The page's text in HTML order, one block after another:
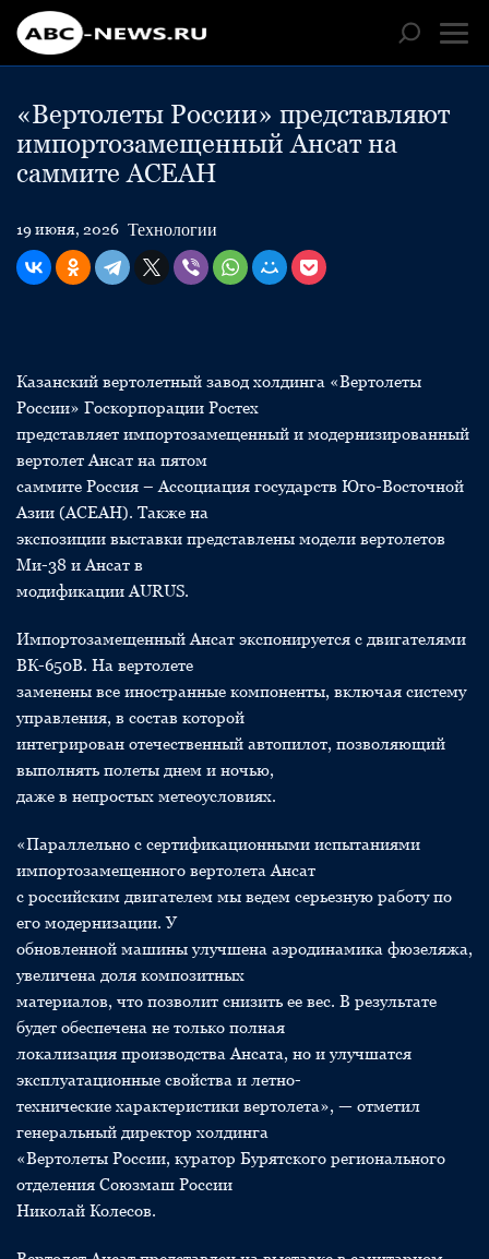
«Вертолеты России» представляют
импортозамещенный Ансат на
саммите АСЕАН
19 июня, 2026 Технологии
Казанский вертолетный завод холдинга «Вертолеты
России» Госкорпорации Ростех
представляет импортозамещенный и модернизированный
вертолет Ансат на пятом
саммите Россия – Ассоциация государств Юго-Восточной
Азии (АСЕАН). Также на
экспозиции выставки представлены модели вертолетов
Ми-38 и Ансат в
модификации AURUS.
Импортозамещенный Ансат экспонируется с двигателями
ВК-650В. На вертолете
заменены все иностранные компоненты, включая систему
управления, в состав которой
интегрирован отечественный автопилот, позволяющий
выполнять полеты днем и ночью,
даже в непростых метеоусловиях.
«Параллельно с сертификационными испытаниями
импортозамещенного вертолета Ансат
с российским двигателем мы ведем серьезную работу по
его модернизации. У
обновленной машины улучшена аэродинамика фюзеляжа,
увеличена доля композитных
материалов, что позволит снизить ее вес. В результате
будет обеспечена не только полная
локализация производства Ансата, но и улучшатся
эксплуатационные свойства и летно-
технические характеристики вертолета», — отметил
генеральный директор холдинга
«Вертолеты России, куратор Бурятского регионального
отделения Союзмаш России
Николай Колесов.